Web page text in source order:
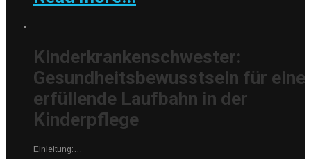
Kinderkrankenschwester:
Gesundheitsbewusstsein für eine
erfüllende Laufbahn in der
Kinderpflege
Einleitung:…